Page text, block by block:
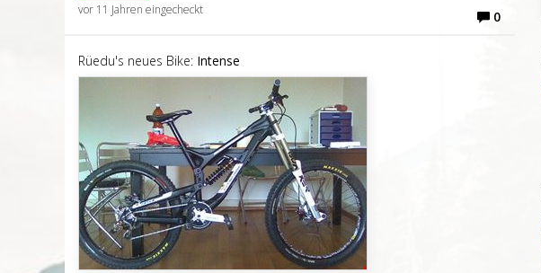
vor 11 Jahren eingecheckt
0
Rüedu's neues Bike: Intense